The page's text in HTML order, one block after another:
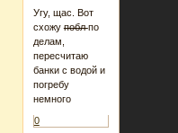
Угу, щас. Вот
схожупоблпо
делам,
пересчитаю
банки с водой и
погребу
немного
0